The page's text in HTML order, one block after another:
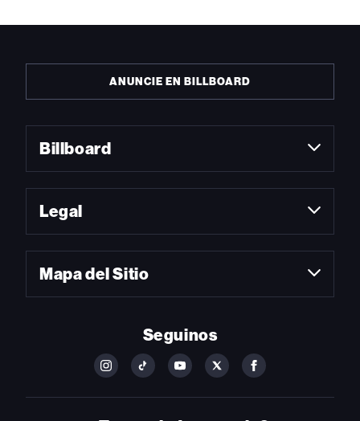
ANUNCIE EN BILLBOARD
Billboard
Legal
Mapa del Sitio
Seguinos
FOLLOW
ON
FOLLOW
ON
FOLLOW
ON
FOLLOW
ON
FOLLOW
ON